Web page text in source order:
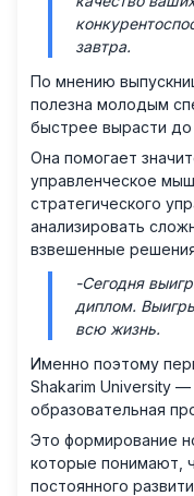
завтра.
По мнению
полезна молодым
быстрее вырасти
Она помогает
управленческое
стратегического
анализировать
взвешенные
-Сегодня
диплом.
всю жизнь.
Именно поэтому
Shakarim University
образовательная
Это формирование
которые понимают,
постоянного